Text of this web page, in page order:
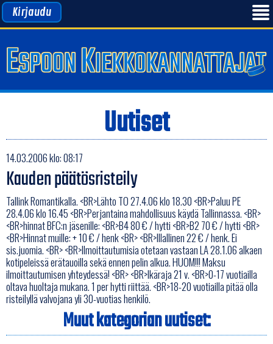
Kirjaudu
Uutiset
14.03.2006 klo: 08:17
Kauden päätösristeily
Tallink Romantikalla. <BR>Lähto TO 27.4.06 klo 18.30 <BR>Paluu PE
28.4.06 klo 16.45 <BR>Perjantaina mahdollisuus käydä Tallinnassa. <BR>
<BR>hinnat BFC:n jäsenille: <BR>B4 80 € / hytti <BR>B2 70 € / hytti <BR>
<BR>Hinnat muille: + 10 € / henk <BR> <BR>Illallinen 22 € / henk. Ei
sis.juomia. <BR> <BR>Ilmoittautumisia otetaan vastaan LA 28.1.06 alkaen
kotipeleissä erätauoilla sekä ennen pelin alkua. HUOM!!! Maksu
ilmoittautumisen yhteydessä! <BR> <BR>Ikäraja 21 v. <BR>0-17 vuotiailla
oltava huoltaja mukana. 1 per hytti riittää. <BR>18-20 vuotiailla pitää olla
risteilyllä valvojana yli 30-vuotias henkilö.
Muut kategorian uutiset: